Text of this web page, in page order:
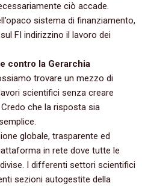
ciò accade.‭
sistema di finanziamento,‭
FI indirizzino il lavoro dei
contro la Gerarchia
trovare un mezzo di
scientifici senza creare
che la risposta sia
globale,‭ ‬trasparente ed
in rete dove tutte le
‬I differenti settori scientifici
sezioni autogestite della